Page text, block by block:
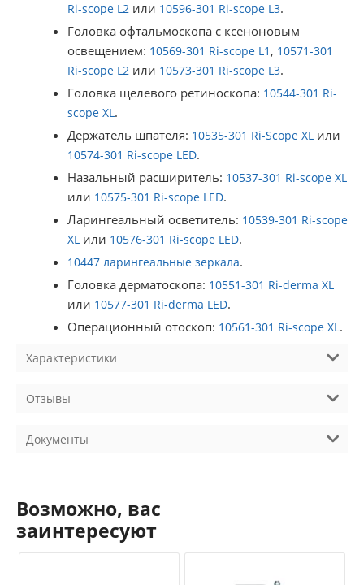
Ri-scope L2 или 10596-301 Ri-scope L3.
Головка офтальмоскопа с ксеноновым
освещением: 10569-301 Ri-scope L1 , 10571-301
Ri-scope L2 или 10573-301 Ri-scope L3.
Головка щелевого ретиноскопа: 10544-301 Ri-
scope XL .
Держатель шпателя: 10535-301 Ri-Scope XL или
10574-301 Ri-scope LED.
Назальный расширитель: 10537-301 Ri-scope XL
или 10575-301 Ri-scope LED.
Ларингеальный осветитель: 10539-301 Ri-scope
XL или 10576-301 Ri-scope LED.
10447 ларингеальные зеркала.
Головка дерматоскопа: 10551-301 Ri-derma XL
или 10577-301 Ri-derma LED.
Операционный отоскоп: 10561-301 Ri-scope XL .
Характеристики
Отзывы
Документы
Возможно, вас
заинтересуют